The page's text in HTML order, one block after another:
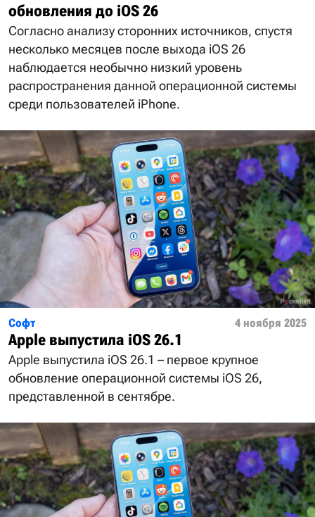
обновления до iOS 26
Согласно анализу сторонних источников, спустя
несколько месяцев после выхода iOS 26
наблюдается необычно низкий уровень
распространения данной операционной системы
среди пользователей iPhone.
Софт 4 ноября 2025
Apple выпустила iOS 26.1
Apple выпустила iOS 26.1 – первое крупное
обновление операционной системы iOS 26,
представленной в сентябре.